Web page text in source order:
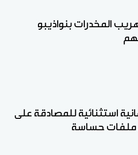
المخدرات بنواذيبو
استثنائية للمصادقة على